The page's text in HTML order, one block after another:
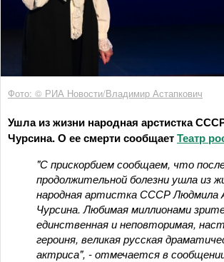
Фото: © РИА Новости/Владимир Астапкович
Ушла из жизни народная арстистка
Чурсина. О ее смерти сообщаетТеатр
"С прискорбием сообщаем, что
продолжительной болезни ушла из
народная артистка СССР Людмила
Чурсина. Любимая миллионами
единственная и неповторимая,
героиня, великая русская
актриса", - отмечается в